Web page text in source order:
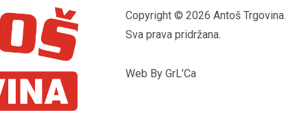
Copyright © 2026 Antoš Trgovina.
Sva prava pridržana.
Web By GrL’Ca